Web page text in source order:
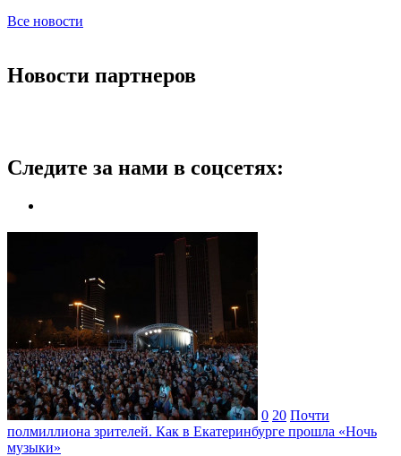
Все новости
Новости партнеров
Следите за нами в соцсетях:
0 20 Почти
полмиллиона зрителей. Как в Екатеринбурге прошла «Ночь
музыки»